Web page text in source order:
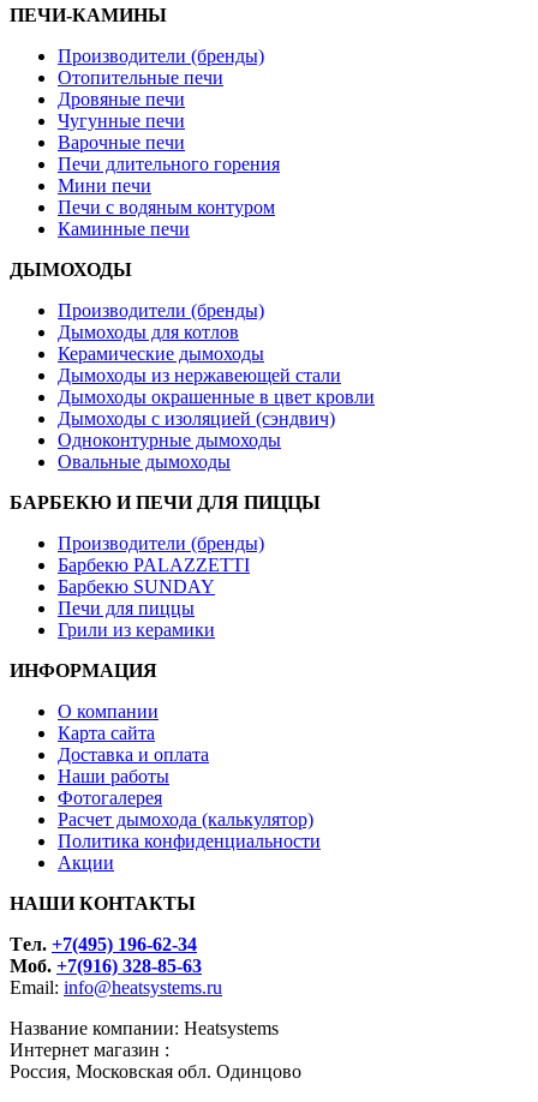
ПЕЧИ-КАМИНЫ
Производители (бренды)
Отопительные печи
Дровяные печи
Чугунные печи
Варочные печи
Печи длительного горения
Мини печи
Печи с водяным контуром
Каминные печи
ДЫМОХОДЫ
Производители (бренды)
Дымоходы для котлов
Керамические дымоходы
Дымоходы из нержавеющей стали
Дымоходы окрашенные в цвет кровли
Дымоходы с изоляцией (сэндвич)
Одноконтурные дымоходы
Овальные дымоходы
БАРБЕКЮ И ПЕЧИ ДЛЯ ПИЦЦЫ
Производители (бренды)
Барбекю PALAZZETTI
Барбекю SUNDAY
Печи для пиццы
Грили из керамики
ИНФОРМАЦИЯ
О компании
Карта сайта
Доставка и оплата
Наши работы
Фотогалерея
Расчет дымохода (калькулятор)
Политика конфиденциальности
Акции
НАШИ КОНТАКТЫ
Tел. +7(495) 196-62-34
Моб. +7(916) 328-85-63
Email: info@heatsystems.ru
Название компании: Heatsystems
Интернет магазин :
Россия, Московская обл. Одинцово